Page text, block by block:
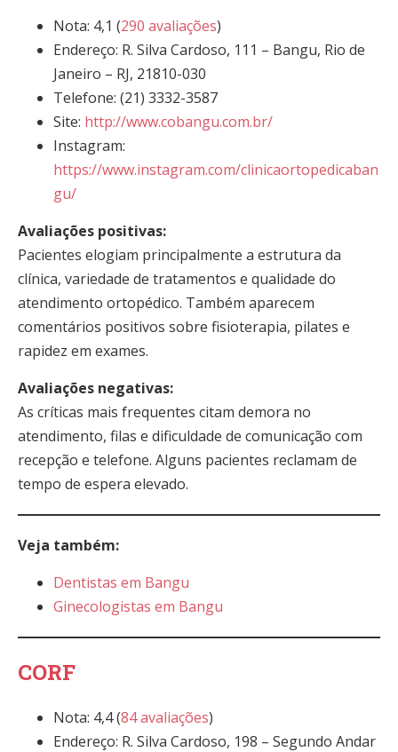
Nota: 4,1 (290 avaliações)
Endereço: R. Silva Cardoso, 111 – Bangu, Rio de
Janeiro – RJ, 21810-030
Telefone: (21) 3332-3587
Site: http://www.cobangu.com.br/
Instagram:
https://www.instagram.com/clinicaortopedicaban
gu/
Avaliações positivas:
Pacientes elogiam principalmente a estrutura da
clínica, variedade de tratamentos e qualidade do
atendimento ortopédico. Também aparecem
comentários positivos sobre fisioterapia, pilates e
rapidez em exames.
Avaliações negativas:
As críticas mais frequentes citam demora no
atendimento, filas e dificuldade de comunicação com
recepção e telefone. Alguns pacientes reclamam de
tempo de espera elevado.
Veja também:
Dentistas em Bangu
Ginecologistas em Bangu
CORF
Nota: 4,4 (84 avaliações)
Endereço: R. Silva Cardoso, 198 – Segundo Andar